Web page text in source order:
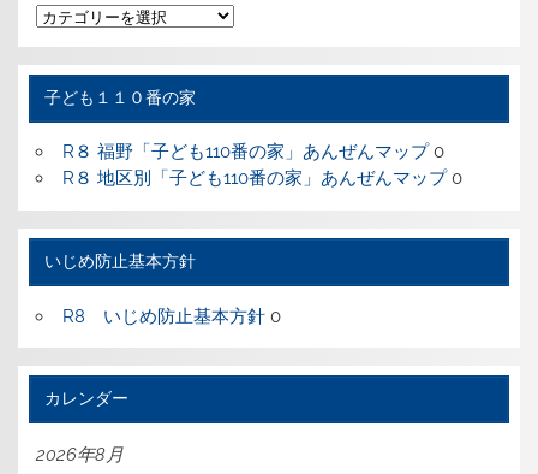
カ
テ
ゴ
リ
子ども１１０番の家
R８ 福野「子ども110番の家」あんぜんマップ0
R８ 地区別「子ども110番の家」あんぜんマップ0
いじめ防止基本方針
R8 いじめ防止基本方針0
カレンダー
2026年8月